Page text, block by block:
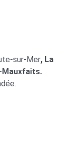
sur-Mer, La